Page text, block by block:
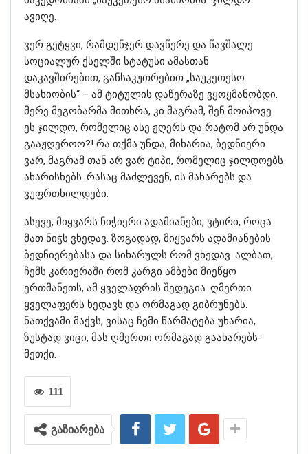
ავიღე.
ვერ გეტყვი, რამდენჯერ დავწერე და წავშალე
სოციალურ ქსელში სტატუსი ამასთან
დაკავშირებით, განსაკუთრებით „საუკეთესო
მსახიობის“ – ამ ტიტულის დაწერაზე ვყოყმანობდი.
მერე მეგობარმა მითხრა, კი მაგრამ, შენ მოიპოვე
ეს ჯილდო, რომელიც ასე ჟღერს და რატომ არ უნდა
გააჟღეროო?! რა თქმა უნდა, მიხარია, ბედნიერი
ვარ, მაგრამ თან არ ვარ ტიპი, რომელიც ჯილდოებს
ახარისხებს. რასაც მაძლევენ, ის მახარებს და
ვუფრთხილდები.
ასევე, მიყვარს ნიჭიერი ადამიანები, ვტირი, როცა
მათ ნიჭს ვხედავ. ზოგადად, მიყვარს ადამიანების
ბედნიერებასა და სიხარულს რომ ვხედავ. ალბათ,
ჩემს კარიერაში რომ კარგი ამბები მიეწყო
ერთმანეთს, ამ ყველაფრის შედეგია. ღმერთი
ყველაფერს ხედავს და ორმაგად გიბრუნებს.
ნათქვამი მაქვს, ვისაც ჩემი წარმატება უხარია,
ზუსტად ვიცი, მას ღმერთი ორმაგად გაახარებს-
მეთქი.
111
გაზიარება